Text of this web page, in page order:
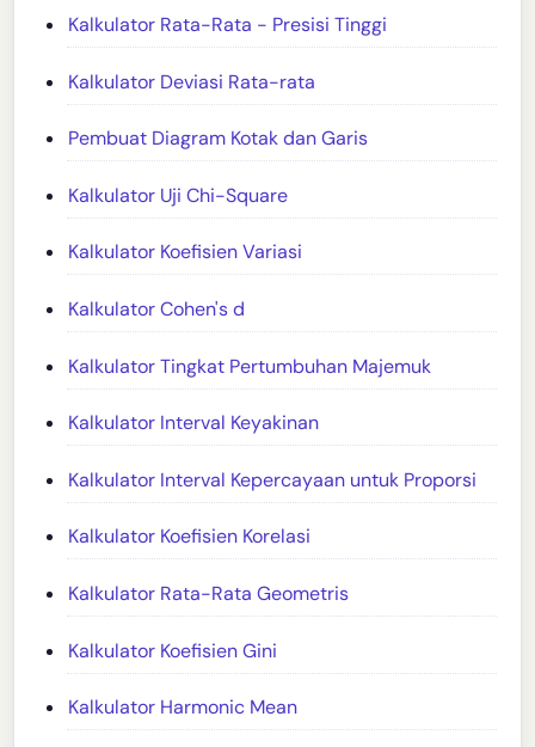
Kalkulator Rata-Rata - Presisi Tinggi
Kalkulator Deviasi Rata-rata
Pembuat Diagram Kotak dan Garis
Kalkulator Uji Chi-Square
Kalkulator Koefisien Variasi
Kalkulator Cohen's d
Kalkulator Tingkat Pertumbuhan Majemuk
Kalkulator Interval Keyakinan
Kalkulator Interval Kepercayaan untuk Proporsi
Kalkulator Koefisien Korelasi
Kalkulator Rata-Rata Geometris
Kalkulator Koefisien Gini
Kalkulator Harmonic Mean